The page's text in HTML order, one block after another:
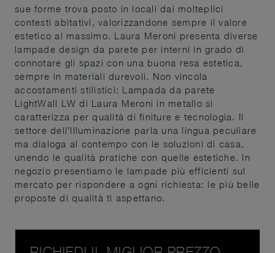
sue forme trova posto in locali dai molteplici
contesti abitativi, valorizzandone sempre il valore
estetico al massimo. Laura Meroni presenta diverse
lampade design da parete per interni in grado di
connotare gli spazi con una buona resa estetica,
sempre in materiali durevoli. Non vincola
accostamenti stilistici: Lampada da parete
LightWall LW di Laura Meroni in metallo si
caratterizza per qualità di finiture e tecnologia. Il
settore dell’Illuminazione parla una lingua peculiare
ma dialoga al contempo con le soluzioni di casa,
unendo le qualità pratiche con quelle estetiche. In
negozio presentiamo le lampade più efficienti sul
mercato per rispondere a ogni richiesta: le più belle
proposte di qualità ti aspettano.